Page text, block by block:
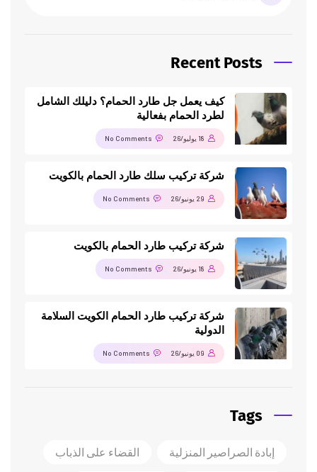
Recent Posts
كيف يعمل جل طارد الحمام؟ دليلك الشامل
لطرد الحمام بفعالية
18 يوليو/26 No Comments
شركة تركيب سلك طارد الحمام بالكويت
29 يونيو/26 No Comments
شركة تركيب طارد الحمام بالكويت
18 يونيو/26 No Comments
شركة تركيب طارد الحمام الكويت السلامة
الدولية
09 يونيو/26 No Comments
Tags
إبادة الصراصير المنزلية القضاء على الذباب